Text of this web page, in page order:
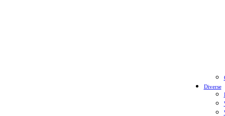
Diverse